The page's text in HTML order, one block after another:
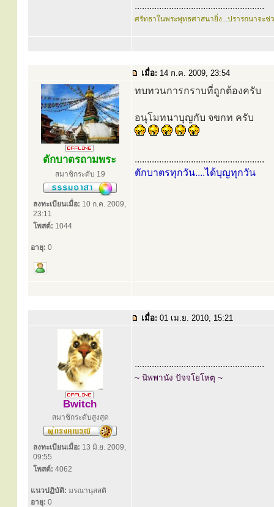
.....................................................
ศรัทธาในพระพุทธศาสนายิ่ง...ปรารถนาจะ
เมื่อ: 14 ก.ค. 2009, 23:54
ตักบาตรถามพระ
สมาชิกระดับ 19
ลงทะเบียนเมื่อ: 10 ก.ค. 2009,
23:11
โพสต์: 1044
อายุ: 0
ทบทวนการกราบที่ถูกต้องครับ
อนุโมทนาบุญกับ จขกท ครับ
.....................................................
ตักบาตรทุกวัน....ได้บุญทุกวัน
เมื่อ: 01 เม.ย. 2010, 15:21
Bwitch
สมาชิกระดับสูงสุด
ลงทะเบียนเมื่อ: 13 มิ.ย. 2009,
09:55
โพสต์: 4062
แนวปฏิบัติ: มรณานุสสติ
อายุ: 0
.....................................................
~ นิพพานัง ปัจจโยโหตุ ~